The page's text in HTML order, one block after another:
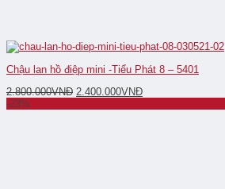
Chậu lan hồ điệp mini -Tiểu Phát 8 – 5401
2.800.000VNĐ 2.400.000VNĐ
-23%